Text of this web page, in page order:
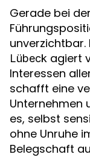
Gerade bei
unverzichtbar.
Lübeck agiert
Interessen
schafft eine
Unternehmen
es, selbst
ohne Unruhe
Belegschaft